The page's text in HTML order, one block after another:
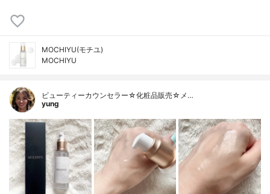
MOCHIYU(モチユ)
MOCHIYU
ビューティーカウンセラー☆化粧品販売☆メ…
yung